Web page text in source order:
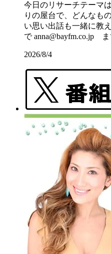
今日のリサーチテーマ
りの屋台で、どんなも
い思い出話も一緒に教
で anna@bayfm.co.jp
2026/8/4